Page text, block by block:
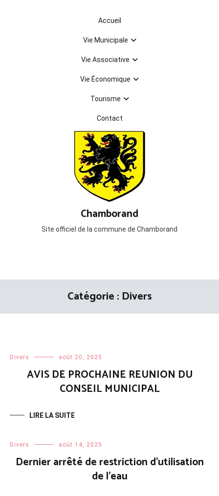
Chamborand
Site officiel de la commune de Chamborand
Accueil
Vie Municipale
Vie Associative
Vie Économique
Tourisme
Contact
Catégorie : Divers
Divers août 20, 2025
AVIS DE PROCHAINE REUNION DU
CONSEIL MUNICIPAL
LIRE LA SUITE
Divers août 14, 2025
Dernier arrêté de restriction d’utilisation
de l’eau